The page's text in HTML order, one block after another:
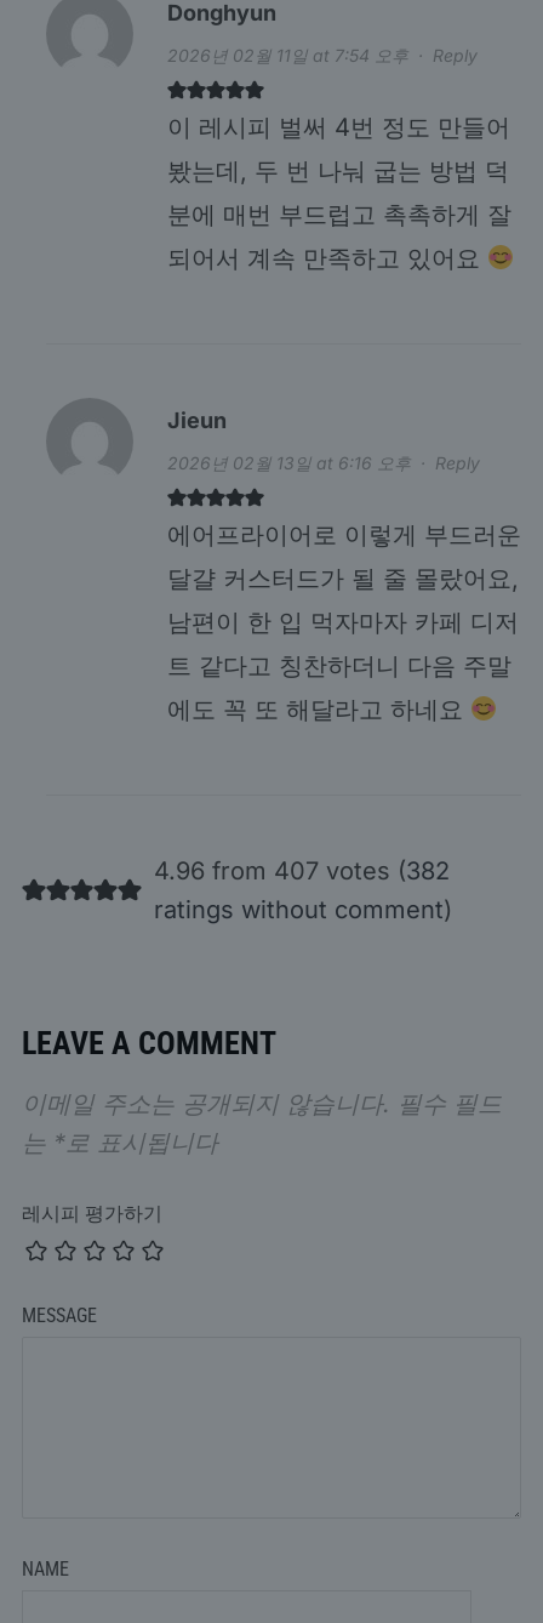
Donghyun
2026년 02월 11일 at 7:54 오후· Reply
이 레시피 벌써 4번 정도 만들어
봤는데, 두 번 나눠 굽는 방법 덕
분에 매번 부드럽고 촉촉하게 잘
되어서 계속 만족하고 있어요
Jieun
2026년 02월 13일 at 6:16 오후· Reply
에어프라이어로 이렇게 부드러운
달걀 커스터드가 될 줄 몰랐어요,
남편이 한 입 먹자마자 카페 디저
트 같다고 칭찬하더니 다음 주말
에도 꼭 또 해달라고 하네요
4.96 from 407 votes (382
ratings without comment)
LEAVE A COMMENT
이메일 주소는 공개되지 않습니다. 필수 필드
는 *로 표시됩니다
레시피 평가하기
MESSAGE
NAME